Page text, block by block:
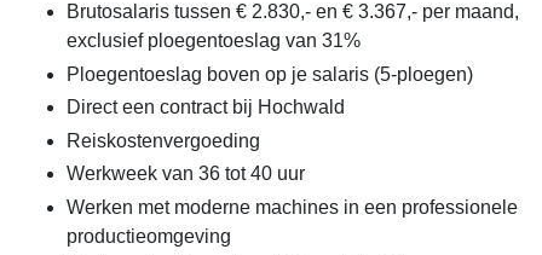
Brutosalaris tussen € 2.830,- en € 3.367,- per maand,
exclusief ploegentoeslag van 31%
Ploegentoeslag boven op je salaris (5-ploegen)
Direct een contract bij Hochwald
Reiskostenvergoeding
Werkweek van 36 tot 40 uur
Werken met moderne machines in een professionele
productieomgeving